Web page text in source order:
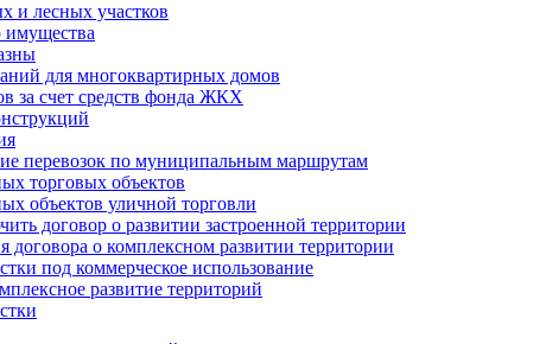
и лесных участков
для многоквартирных домов
за счет средств фонда ЖКХ
перевозок по муниципальным маршрутам
торговых объектов
объектов уличной торговли
договор о развитии застроенной территории
договора о комплексном развитии территории
под коммерческое использование
развитие территорий